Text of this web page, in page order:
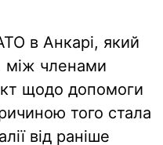
в Анкарі, який
між членами
щодо допомоги
того стала
від раніше